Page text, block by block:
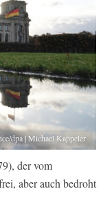
dpa | Michael Kappeler
der vom
aber auch bedroht